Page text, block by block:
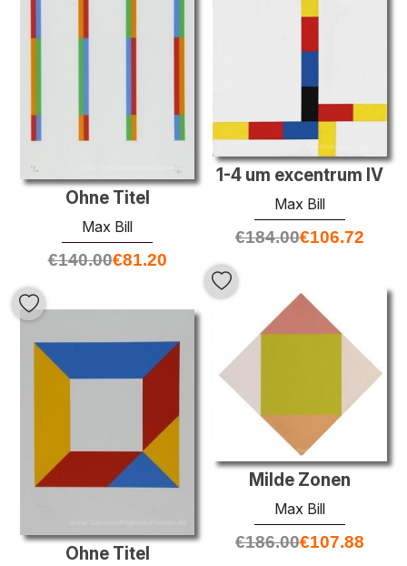
Ohne Titel
Max Bill
€140.00€81.20
1-4 um excentrum IV
Max Bill
€184.00€106.72
Milde Zonen
Max Bill
€186.00€107.88
Ohne Titel